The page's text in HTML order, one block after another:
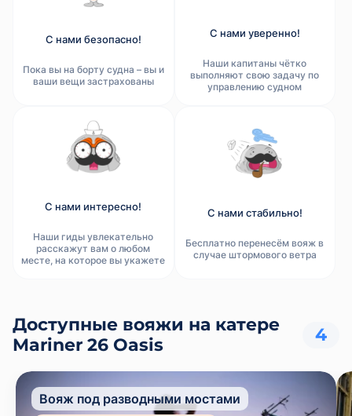
катер уверенно чувствует себя как на Неве, так и в
Отправляйтесь на обзорную экскурсию по рекам и
каналам, закатную прогулку или даже небольшое
путешествие с пикником — «
Mariner 26 Oasis» готова
подарить вам яркие впечатления и комфорт на воде!
С нами безопасно!
Пока вы на борту судна – вы и
ваши вещи застрахованы
С нами уверенно!
Наши капитаны чётко
выполняют свою задачу по
управлению судном
С нами интересно!
Наши гиды увлекательно
расскажут вам о любом
месте, на которое вы укажете
С нами стабильно!
Бесплатно перенесём вояж в
случае штормового ветра
Доступные вояжи на катере
Mariner 26 Oasis
4
Вояж под разводными мостами